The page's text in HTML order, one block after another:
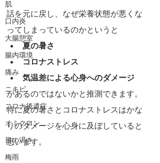
肌
口内炎
大腸憩室
腸内環境
痛み
ニキビ
コロナ後遺症
オミクロン
目の渇き
梅雨
話を元に戻し、なぜ栄養状態が悪くな
ってしまっているのかというと
夏の暑さ
コロナストレス
気温差による心身へのダメージ
があるのではないかと推測できます。
特に夏の暑さとコロナストレスはかな
りのダメージを心身に及ぼしていると
思います。